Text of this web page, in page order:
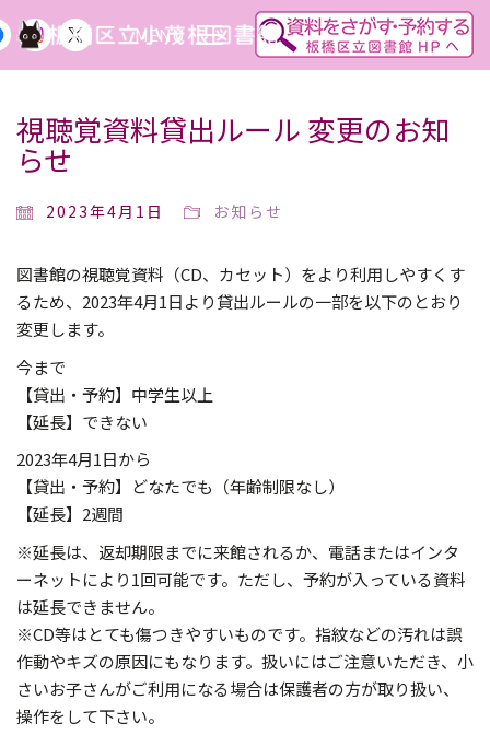
MENU
視聴覚資料貸出ルール 変更のお知
らせ
2023年4月1日 お知らせ
図書館の視聴覚資料（CD、カセット）をより利用しやすくす
るため、2023年4月1日より貸出ルールの一部を以下のとおり
変更します。
今まで
【貸出・予約】中学生以上
【延長】できない
2023年4月1日から
【貸出・予約】どなたでも（年齢制限なし）
【延長】2週間
※延長は、返却期限までに来館されるか、電話またはインタ
ーネットにより1回可能です。ただし、予約が入っている資料
は延長できません。
※CD等はとても傷つきやすいものです。指紋などの汚れは誤
作動やキズの原因にもなります。扱いにはご注意いただき、小
さいお子さんがご利用になる場合は保護者の方が取り扱い、
操作をして下さい。